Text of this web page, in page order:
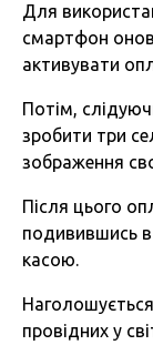
Для
смартфон
активувати
Потім,
зробити три
зображення
Після цього
подивившись в
касою.
провідних у